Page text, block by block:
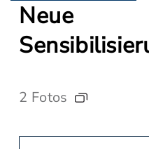
Neue
2 Fotos